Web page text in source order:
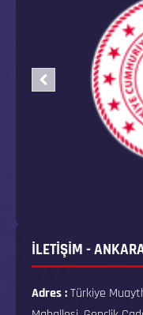
İLETİŞİM -
Adres :Türkiye